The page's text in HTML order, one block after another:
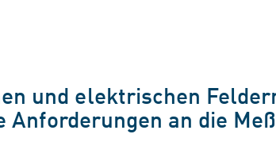
und elektrischen
an die